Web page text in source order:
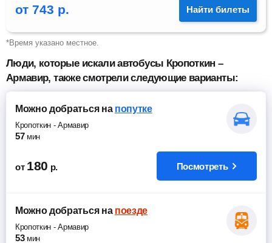
от 743 р. Найти билеты
*Время указано местное.
Люди, которые искали автобусы Кропоткин –
Армавир, также смотрели следующие варианты:
Можно добратьсяна попутке
Кропоткин -Армавир
57 мин
от 180 р. Посмотреть
Можно добратьсяна поезде
Кропоткин -Армавир
53 мин